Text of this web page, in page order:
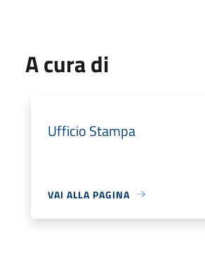
A cura di
Ufficio Stampa
VAI ALLA PAGINA